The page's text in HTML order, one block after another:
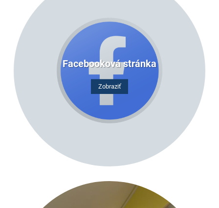
Facebooková stránka
Zobraziť